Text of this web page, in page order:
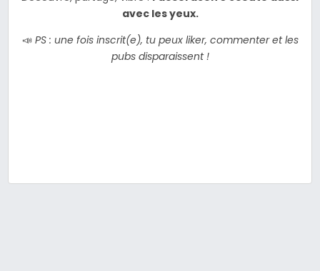
avec les yeux.
📣 PS : une fois inscrit(e), tu peux liker, commenter et les
pubs disparaissent !